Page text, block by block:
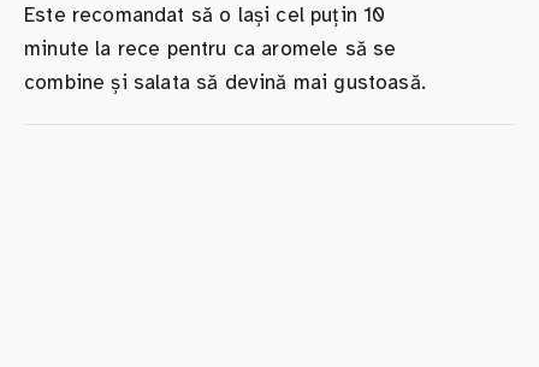
Este recomandat să o lași cel puțin 10
minute la rece pentru ca aromele să se
combine și salata să devină mai gustoasă.